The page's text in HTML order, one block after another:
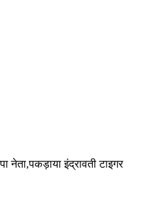
नेता,पकड़ाया इंद्रावती टाइगर